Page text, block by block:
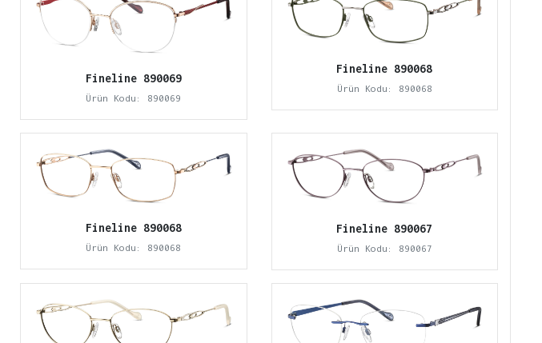
Fineline 890069
Ürün Kodu: 890069
Fineline 890068
Ürün Kodu: 890068
Fineline 890068
Ürün Kodu: 890068
Fineline 890067
Ürün Kodu: 890067